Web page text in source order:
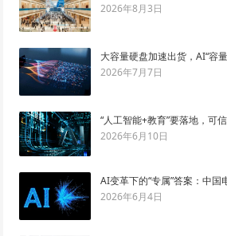
2026年8月3日
大容量硬盘加速出货，AI“容
2026年7月7日
“人工智能+教育”要落地，可
2026年6月10日
AI变革下的“专属”答案：中国
2026年6月4日